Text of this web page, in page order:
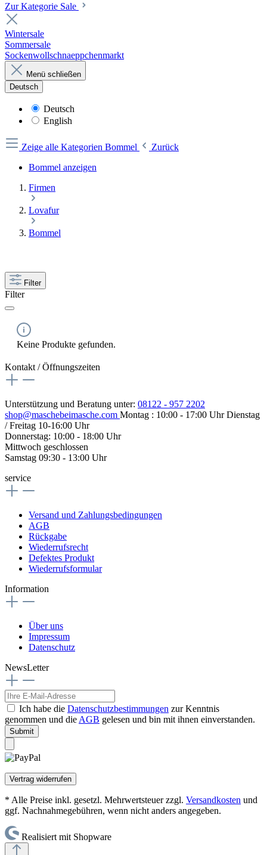
Zur Kategorie Sale
Wintersale
Sommersale
Sockenwollschnaeppchenmarkt
Menü schließen
Deutsch
Deutsch
English
Zeige alle Kategorien Bommel
Zurück
Bommel anzeigen
Firmen
Lovafur
Bommel
Filter
Filter
Keine Produkte gefunden.
Kontakt / Öffnungszeiten
Unterstützung und Beratung unter: 08122 - 957 2202
shop@maschebeimasche.com Montag : 10:00 - 17:00 Uhr Dienstag
/ Freitag 10-16:00 Uhr
Donnerstag: 10:00 - 18:00 Uhr
Mittwoch geschlossen
Samstag 09:30 - 13:00 Uhr
service
Versand und Zahlungsbedingungen
AGB
Rückgabe
Wiederrufsrecht
Defektes Produkt
Wiederrufsformular
Information
Über uns
Impressum
Datenschutz
NewsLetter
Ich habe die Datenschutzbestimmungen zur Kenntnis
genommen und die AGB gelesen und bin mit ihnen einverstanden.
Submit
Vertrag widerrufen
* Alle Preise inkl. gesetzl. Mehrwertsteuer zzgl. Versandkosten und
ggf. Nachnahmegebühren, wenn nicht anders angegeben.
Realisiert mit Shopware